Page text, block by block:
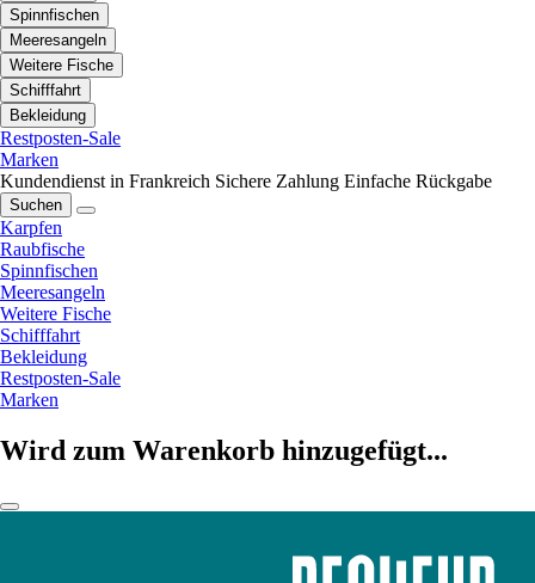
Spinnfischen
Meeresangeln
Weitere Fische
Schifffahrt
Bekleidung
Restposten-Sale
Marken
Kundendienst in Frankreich Sichere Zahlung Einfache Rückgabe
Suchen
Karpfen
Raubfische
Spinnfischen
Meeresangeln
Weitere Fische
Schifffahrt
Bekleidung
Restposten-Sale
Marken
Wird zum Warenkorb hinzugefügt...